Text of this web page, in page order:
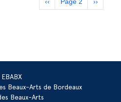
Page
précédente
‹‹ Page 2
Page
suivante
››
EBABX
Beaux-Arts de Bordeaux
Beaux-Arts